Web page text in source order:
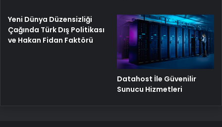
Yeni Dünya Düzensizliği
Çağında Türk Dış Politikası
ve Hakan Fidan Faktörü
Datahost İle Güvenilir
Sunucu Hizmetleri